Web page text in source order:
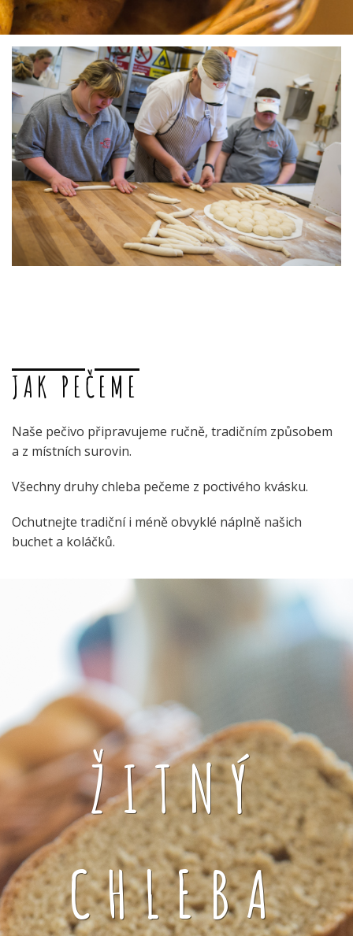
JAK PEČEME
Naše pečivo připravujeme ručně, tradičním způsobem
a z místních surovin.
Všechny druhy chleba pečeme z poctivého kvásku.
Ochutnejte tradiční i méně obvyklé náplně našich
buchet a koláčků.
ŽITNÝ
CHLEBA